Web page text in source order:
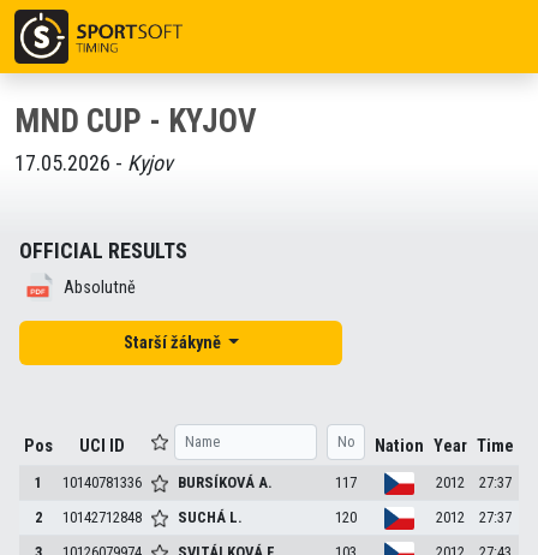
MND CUP - KYJOV
17.05.2026 - Kyjov
OFFICIAL RESULTS
Absolutně
Starší žákyně
Pos UCI ID Nation Year Time
1 10140781336 BURSÍKOVÁA. 117 2012
27:37
2
10142712848 SUCHÁ L. 120 2012
27:37